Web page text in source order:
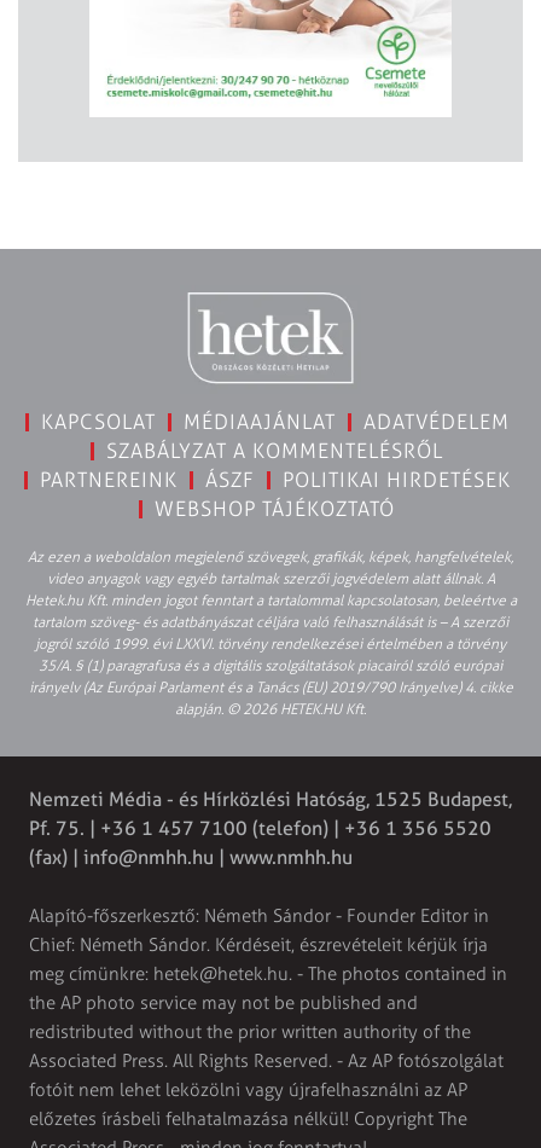
KAPCSOLAT MÉDIAAJÁNLAT
ADATVÉDELEM
SZABÁLYZAT A KOMMENTELÉSRŐL
PARTNEREINK
ÁSZF
POLITIKAI HIRDETÉSEK
WEBSHOP TÁJÉKOZTATÓ
Az ezen a weboldalon megjelenő szövegek, grafikák, képek, hangfelvételek,
video anyagok vagy egyéb tartalmak szerzői jogvédelem alatt állnak. A
Hetek.hu Kft. minden jogot fenntart a tartalommal kapcsolatosan, beleértve a
tartalom szöveg- és adatbányászat céljára való felhasználását is – A szerzői
jogról szóló 1999. évi LXXVI. törvény rendelkezései értelmében a törvény
35/A. § (1) paragrafusa és a digitális szolgáltatások piacairól szóló európai
irányelv (Az Európai Parlament és a Tanács (EU) 2019/790 Irányelve) 4. cikke
alapján. © 2026 HETEK.HU Kft.
Nemzeti Média - és Hírközlési Hatóság, 1525 Budapest,
Pf. 75. | +36 1 457 7100 (telefon) | +36 1 356 5520
(fax) | info@nmhh.hu | www.nmhh.hu
Alapító-főszerkesztő: Németh Sándor - Founder Editor in
Chief: Németh Sándor. Kérdéseit, észrevételeit kérjük írja
meg címünkre: hetek@hetek.hu. - The photos contained in
the AP photo service may not be published and
redistributed without the prior written authority of the
Associated Press. All Rights Reserved. - Az AP fotószolgálat
fotóit nem lehet leközölni vagy újrafelhasználni az AP
előzetes írásbeli felhatalmazása nélkül! Copyright The